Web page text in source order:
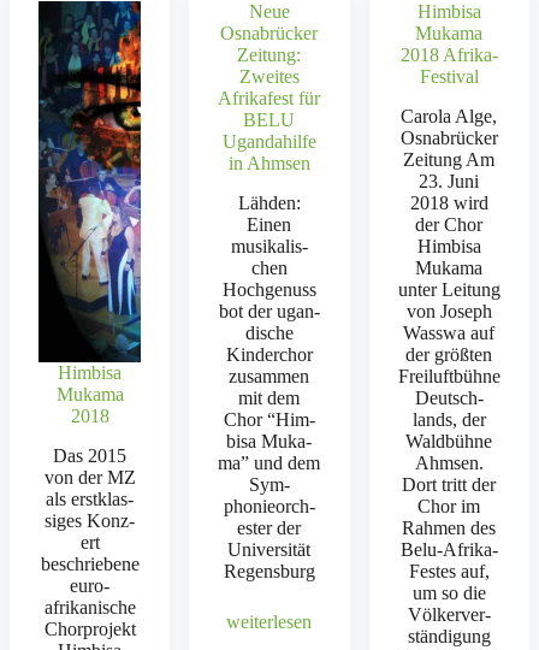
Himbisa
Mukama
2018
Das 2015
von der MZ
als erstk­las­
siges Konz­
ert
beschriebene
euro-
afrikanis­che
Chor­pro­jekt
Neue
Osnabrücker
Zeitung:
Zweites
Afrikafest für
BELU
Ugandahilfe
in Ahmsen
Läh­den:
Einen
musikalis­
chen
Hochgenuss
bot der ugan­
dis­che
Kinder­chor
zusam­men
mit dem
Chor “Him­
bisa Muka­
ma” und dem
Sym­
phonieorch­
ester der
Uni­ver­sität
Regens­burg
weit­er­lesen
Himbisa
Mukama
2018 Afrika-
Festival
Car­o­la Alge,
Osnabrück­er
Zeitung Am
23. Juni
2018 wird
der Chor
Him­bisa
Muka­ma
unter Leitung
von Joseph
Wass­wa auf
der größten
Freiluft­bühne
Deutsch­
lands, der
Wald­bühne
Ahm­sen.
Dort tritt der
Chor im
Rah­men des
Belu-Afri­­ka-
Festes auf,
um so die
Völk­erver­
ständi­gung